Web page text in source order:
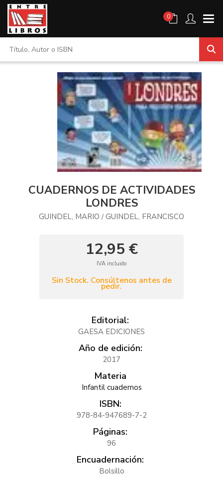
0
CUADERNOS DE ACTIVIDADES
LONDRES
GUINDEL, MARIO / GUINDEL, FRANCISCO
12,95 €
IVA incluido
Sin Stock. Consúltenos antes de
pedir.
Editorial:
GAESA EDICIONES
Año de edición:
2017
Materia
Infantil cuadernos
ISBN:
978-84-947689-7-2
Páginas:
96
Encuadernación:
Bolsillo